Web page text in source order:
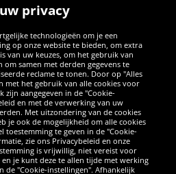
YouTube
privacy
technologieën om je een
op onze website te bieden, om extra
van uw keuzes, om het gebruik van
om samen met derden gegevens te
reclame te tonen. Door op "Alles
met het gebruik van alle cookies voor
aangegeven in de "Cookie-
en met de verwerking van uw
Met uitzondering van de cookies
je ook de mogelijkheid om alle cookies
toestemming te geven in de "Cookie-
zie ons Privacybeleid en onze
is vrijwillig, niet vereist voor
je kunt deze te allen tijde met werking
de "Cookie-instellingen". Afhankelijk